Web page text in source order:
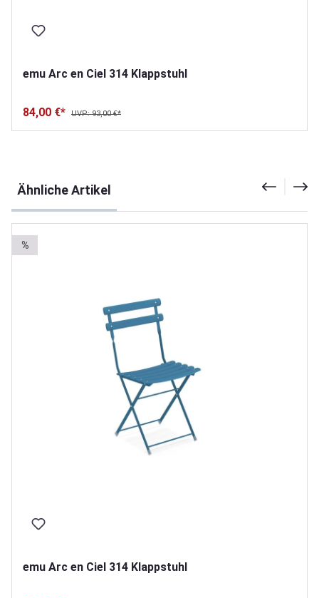
emu Arc en Ciel 314 Klappstuhl
84,00 €* UVP: 93,00 €*
Ähnliche Artikel
%
emu Arc en Ciel 314 Klappstuhl